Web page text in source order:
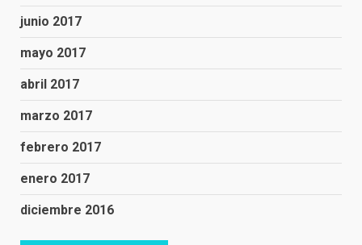
junio 2017
mayo 2017
abril 2017
marzo 2017
febrero 2017
enero 2017
diciembre 2016